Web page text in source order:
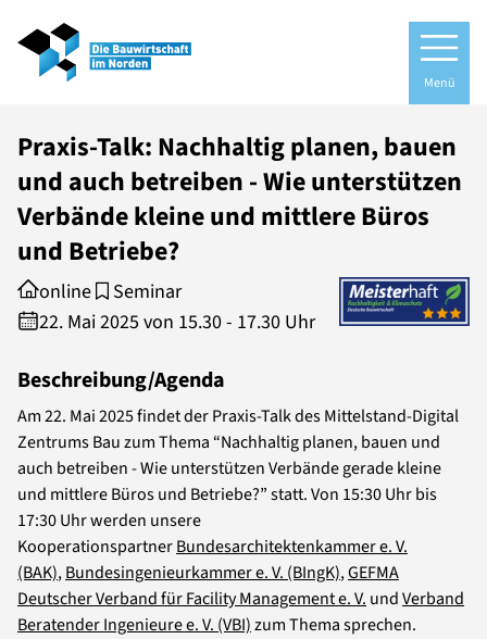
Menü
Praxis-Talk: Nachhaltig planen, bauen
und auch betreiben - Wie unterstützen
Verbände kleine und mittlere Büros
und Betriebe?
online
Seminar
22. Mai 2025 von 15.30 - 17.30 Uhr
Beschreibung/Agenda
Am 22. Mai 2025 findet der Praxis-Talk des Mittelstand-Digital
Zentrums Bau zum Thema “Nachhaltig planen, bauen und
auch betreiben - Wie unterstützen Verbände gerade kleine
und mittlere Büros und Betriebe?” statt. Von 15:30 Uhr bis
17:30 Uhr werden unsere
KooperationspartnerBundesarchitektenkammer e. V.
(BAK),Bundesingenieurkammer e. V. (BIngK),GEFMA
Deutscher Verband für Facility Management e. V. undVerband
Beratender Ingenieure e. V. (VBI)zum Thema sprechen.